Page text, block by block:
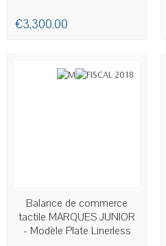
€3,300.00
AVAILABLE
Balance de commerce
tactile MARQUES JUNIOR
- Modèle Plate Linerless